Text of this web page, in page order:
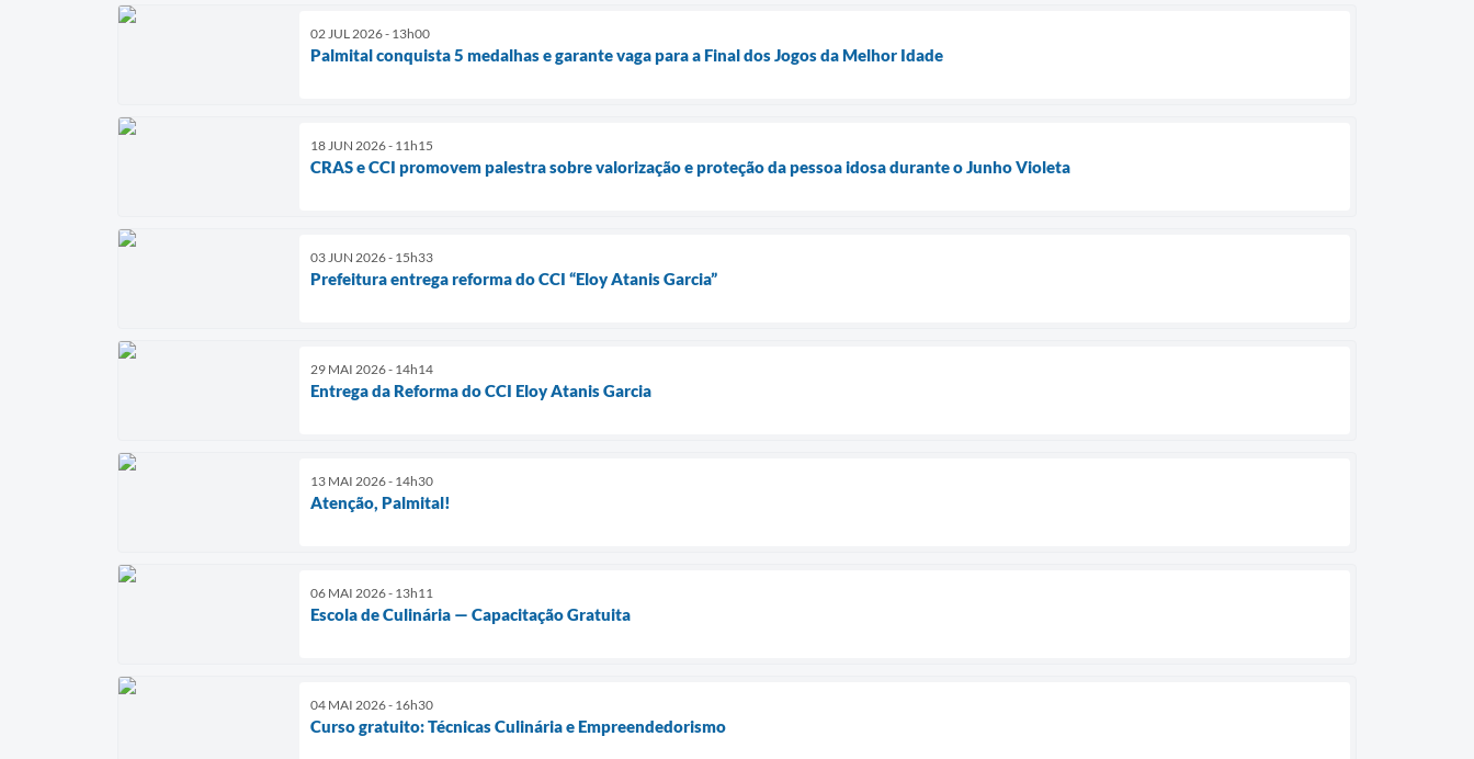
02 JUL 2026 - 13h00
Palmital conquista 5 medalhas e garante vaga para a Final dos Jogos da Melhor Idade
18 JUN 2026 - 11h15
CRAS e CCI promovem palestra sobre valorização e proteção da pessoa idosa durante o Junho Violeta
03 JUN 2026 - 15h33
Prefeitura entrega reforma do CCI “Eloy Atanis Garcia”
29 MAI 2026 - 14h14
Entrega da Reforma do CCI Eloy Atanis Garcia
13 MAI 2026 - 14h30
Atenção, Palmital!
06 MAI 2026 - 13h11
Escola de Culinária — Capacitação Gratuita
04 MAI 2026 - 16h30
Curso gratuito: Técnicas Culinária e Empreendedorismo